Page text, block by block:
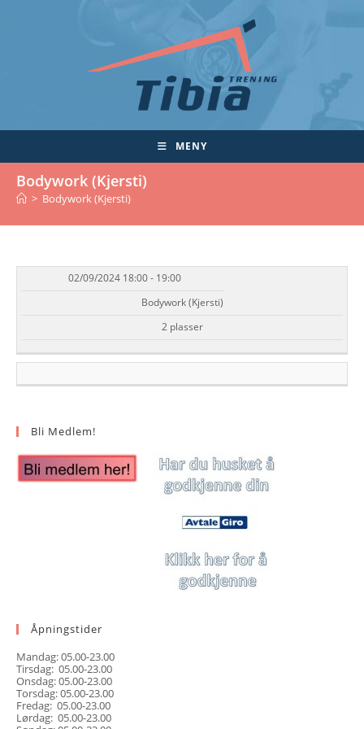
MENY
Bodywork (Kjersti)
> Bodywork (Kjersti)
DATO/TID EVENT TILGJENGELIGHET
02/09/2024 18:00 - 19:00
Bodywork (Kjersti)
2 plasser
Bli Medlem!
Åpningstider
Mandag: 05.00-23.00
Tirsdag: 05.00-23.00
Onsdag: 05.00-23.00
Torsdag: 05.00-23.00
Fredag: 05.00-23.00
Lørdag: 05.00-23.00